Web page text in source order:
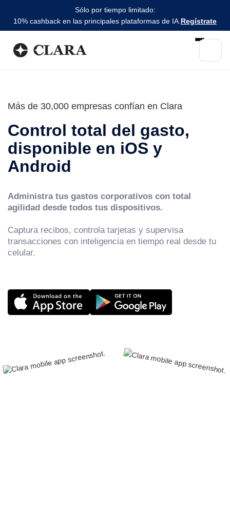
Sólo por tiempo limitado:
10% cashback en las principales plataformas de IA. Regístrate
Más de 30,000 empresas confían en Clara
Control total del gasto,
disponible en iOS y
Android
Administra tus gastos corporativos con total
agilidad desde todos tus dispositivos.
Captura recibos, controla tarjetas y supervisa
transacciones con inteligencia en tiempo real desde tu
celular.